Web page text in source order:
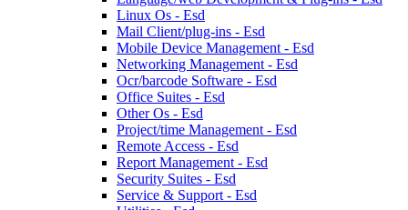
Linux Os - Esd
Mail Client/plug-ins - Esd
Mobile Device Management - Esd
Networking Management - Esd
Ocr/barcode Software - Esd
Office Suites - Esd
Other Os - Esd
Project/time Management - Esd
Remote Access - Esd
Report Management - Esd
Security Suites - Esd
Service & Support - Esd